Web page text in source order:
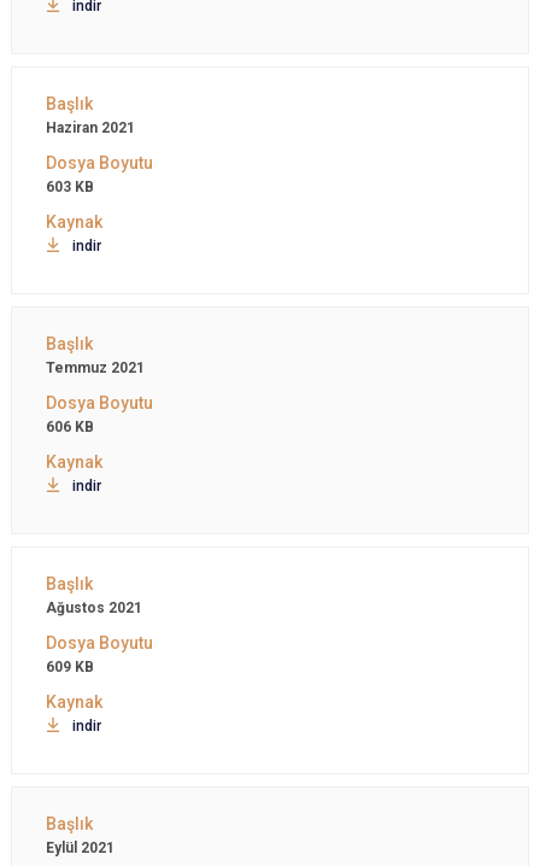
indir
Haziran 2021
603 KB
indir
Temmuz 2021
606 KB
indir
Ağustos 2021
609 KB
indir
Eylül 2021